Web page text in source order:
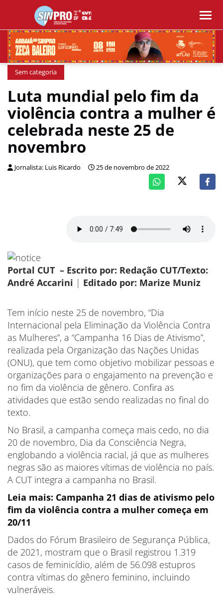
Sem categoria
Luta mundial pelo fim da
violência contra a mulher é
celebrada neste 25 de
novembro
Jornalista: Luis Ricardo 25 de novembro de 2022
Portal CUT – Escrito por: Redação CUT/Texto:
André Accarini | Editado por: Marize Muniz
Tem início neste 25 de novembro, “Dia
Internacional pela Eliminação da Violência Contra
as Mulheres”, a “Campanha 16 Dias de Ativismo”,
realizada pela Organização das Nações Unidas
(ONU), que tem como objetivo mobilizar pessoas e
organizações para o engajamento na prevenção e
no fim da violência de gênero. Confira as
atividades que estão sendo realizadas no final do
texto.
No Brasil, a campanha começa mais cedo, no dia
20 de novembro, Dia da Consciência Negra,
englobando a violência racial, já que as mulheres
negras são as maiores vítimas de violência no país.
A CUT integra a campanha no Brasil.
Leia mais: Campanha 21 dias de ativismo pelo
fim da violência contra a mulher começa em
20/11
Dados do Fórum Brasileiro de Segurança Pública,
de 2021, mostram que o Brasil registrou 1.319
casos de feminicídio, além de 56.098 estupros
contra vítimas do gênero feminino, incluindo
vulneráveis.